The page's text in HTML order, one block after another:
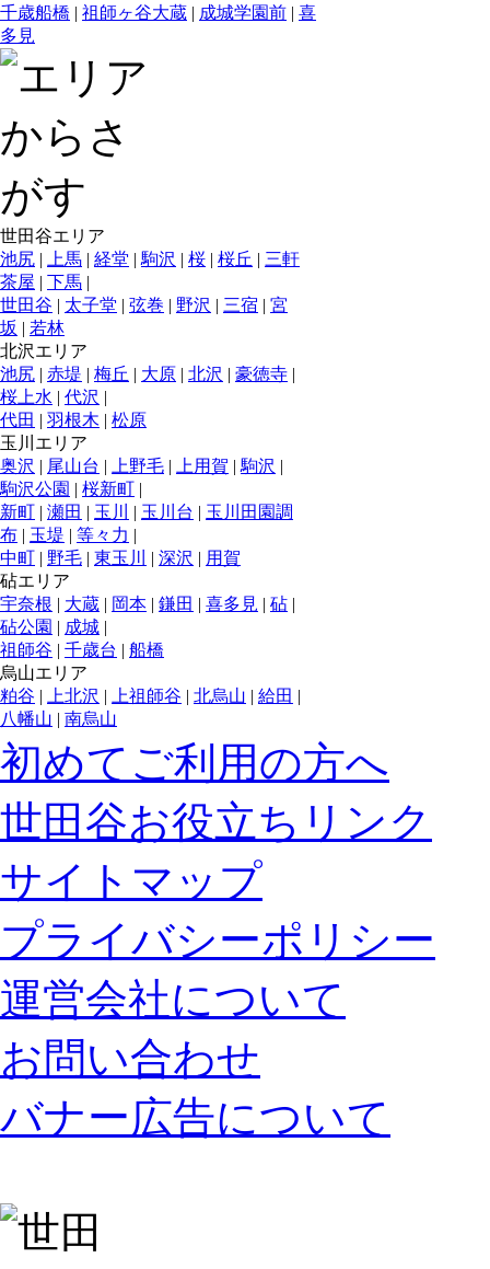
千歳船橋 | 祖師ヶ谷大蔵 | 成城学園前 | 喜
多見
世田谷エリア
池尻 | 上馬 | 経堂 | 駒沢 | 桜 | 桜丘 | 三軒
茶屋 | 下馬 |
世田谷 | 太子堂 | 弦巻 | 野沢 | 三宿 | 宮
坂 | 若林
北沢エリア
池尻 | 赤堤 | 梅丘 | 大原 | 北沢 | 豪徳寺 |
桜上水 | 代沢 |
代田 | 羽根木 | 松原
玉川エリア
奥沢 | 尾山台 | 上野毛 | 上用賀 | 駒沢 |
駒沢公園 | 桜新町 |
新町 | 瀬田 | 玉川 | 玉川台 | 玉川田園調
布 | 玉堤 | 等々力 |
中町 | 野毛 | 東玉川 | 深沢 | 用賀
砧エリア
宇奈根 | 大蔵 | 岡本 | 鎌田 | 喜多見 | 砧 |
砧公園 | 成城 |
祖師谷 | 千歳台 | 船橋
烏山エリア
粕谷 | 上北沢 | 上祖師谷 | 北烏山 | 給田 |
八幡山 | 南烏山
初めてご利用の方へ
世田谷お役立ちリンク
サイトマップ
プライバシーポリシー
運営会社について
お問い合わせ
バナー広告について